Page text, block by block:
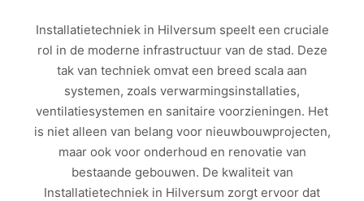
Installatietechniek in Hilversum speelt een cruciale
rol in de moderne infrastructuur van de stad. Deze
tak van techniek omvat een breed scala aan
systemen, zoals verwarmingsinstallaties,
ventilatiesystemen en sanitaire voorzieningen. Het
is niet alleen van belang voor nieuwbouwprojecten,
maar ook voor onderhoud en renovatie van
bestaande gebouwen. De kwaliteit van
Installatietechniek in Hilversum zorgt ervoor dat